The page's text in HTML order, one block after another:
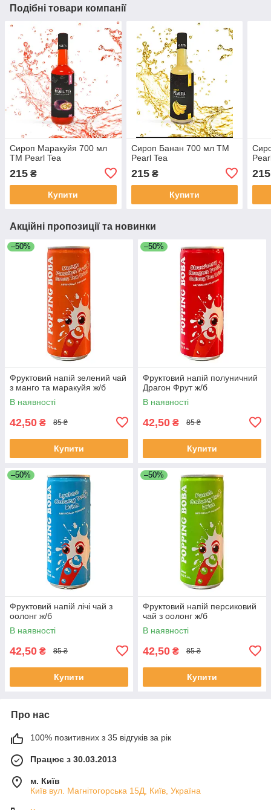
Подібні товари компанії
Сироп Маракуйя 700 мл
ТМ Pearl Tea
215 ₴
Купити
Сироп Банан 700 мл ТМ
Pearl Tea
215₴
Купити
215
Акційні пропозиції та новинки
–50%
Фруктовий напій зелений чай
з манго та маракуйя ж/б
В наявності
42,50 ₴ 85 ₴
Купити
–50%
Фруктовий напій полуничний
Драгон Фрут ж/б
В наявності
42,50 ₴ 85 ₴
Купити
–50%
Фруктовий напій лічі чай з
оолонг ж/б
В наявності
42,50 ₴ 85 ₴
Купити
–50%
Фруктовий напій персиковий
чай з оолонг ж/б
В наявності
42,50 ₴ 85 ₴
Купити
Про нас
100% позитивних з 35 відгуків за рік
Працює з 30.03.2013
м. Київ
Київ вул. Магнiтогорська 15Д, Київ, Україна